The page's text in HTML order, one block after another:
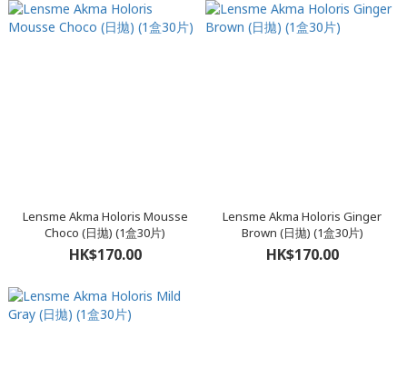
Lensme Akma Holoris Mousse
Choco (日拋) (1盒30片)
HK$170.00
Lensme Akma Holoris Ginger
Brown (日拋) (1盒30片)
HK$170.00